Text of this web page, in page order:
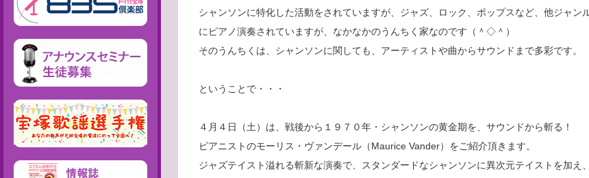
シャンソンに特化した活動をされていますが、ジャズ、ロック、ポップスなど、他ジャ
にピアノ演奏されていますが、なかなかのうんちく家なのです（＾◇＾）
そのうんちくは、シャンソンに関しても、アーティストや曲からサウンドまで多彩です。
ということで・・・
４月４日（土）は、戦後から１９７０年・シャンソンの黄金期を、サウンドから斬る！
ピアニストのモーリス・ヴァンデール（Maurice Vander）をご紹介頂きます。
ジャズテイスト溢れる斬新な演奏で、スタンダードなシャンソンに異次元テイストを加